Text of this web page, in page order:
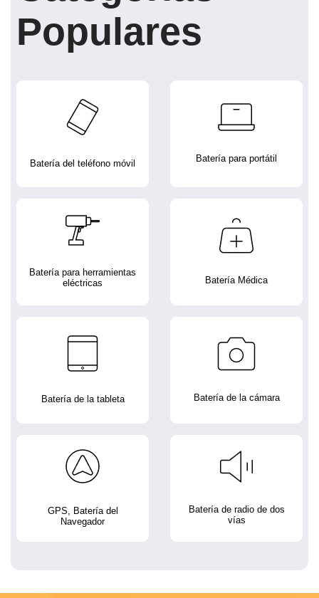
Populares
Batería del teléfono móvil Batería para portátil
Batería para herramientas
eléctricas
Batería Médica
Batería de la tableta Batería de la cámara
GPS, Batería del
Navegador
Batería de radio de dos
vías